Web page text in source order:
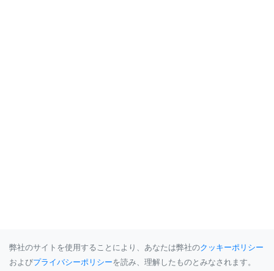
弊社のサイトを使用することにより、あなたは弊社のクッキーポリシー
およびプライバシーポリシーを読み、理解したものとみなされます。